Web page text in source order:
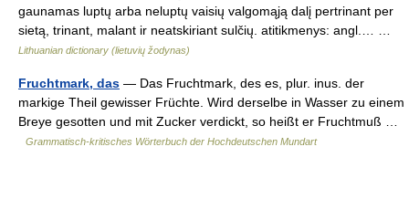
gaunamas luptų arba neluptų vaisių valgomąją dalį pertrinant per
sietą, trinant, malant ir neatskiriant sulčių. atitikmenys: angl.… …
Lithuanian dictionary (lietuvių žodynas)
Fruchtmark, das — Das Fruchtmark, des es, plur. inus. der
markige Theil gewisser Früchte. Wird derselbe in Wasser zu einem
Breye gesotten und mit Zucker verdickt, so heißt er Fruchtmuß …
Grammatisch-kritisches Wörterbuch der Hochdeutschen Mundart